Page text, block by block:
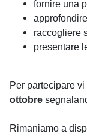
fornire una
raccogliere
presentare
Per partecipare
ottobre
Rimaniamo a